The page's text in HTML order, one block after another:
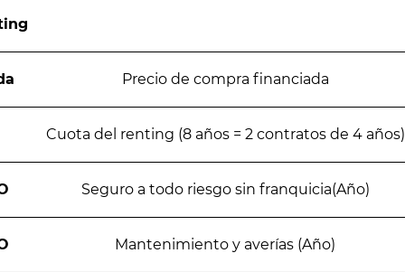
Precio de compra financiada
Cuota del renting (8 años = 2 contratos de 4 años)
Seguro a todo riesgo sin franquicia(Año)
Mantenimiento y averías (Año)